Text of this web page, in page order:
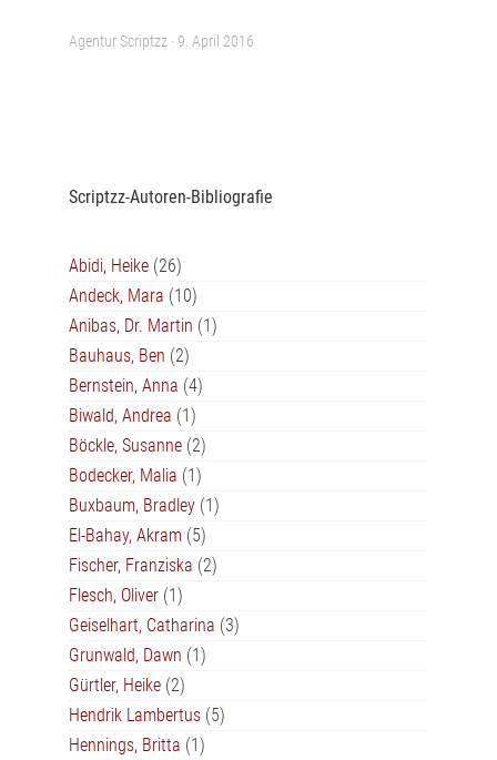
Agentur Scriptzz · 9. April 2016
Scriptzz-Autoren-Bibliografie
Abidi, Heike (26)
Andeck, Mara (10)
Anibas, Dr. Martin (1)
Bauhaus, Ben (2)
Bernstein, Anna (4)
Biwald, Andrea (1)
Böckle, Susanne (2)
Bodecker, Malia (1)
Buxbaum, Bradley (1)
El-Bahay, Akram (5)
Fischer, Franziska (2)
Flesch, Oliver (1)
Geiselhart, Catharina (3)
Grunwald, Dawn (1)
Gürtler, Heike (2)
Hendrik Lambertus (5)
Hennings, Britta (1)